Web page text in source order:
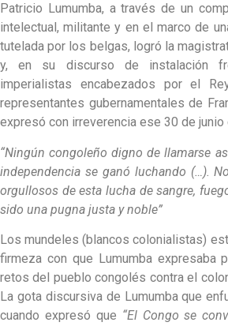
Patricio Lumumba, a través de un
intelectual, militante y en el marco de
tutelada por los belgas, logró la
y, en su discurso de instalación
imperialistas encabezados por el
representantes gubernamentales de
expresó con irreverencia ese 30 de junio
“Ningún congoleño digno de llamarse
independencia se ganó luchando (…).
orgullosos de esta lucha de sangre,
sido una pugna justa y noble”
Los mundeles (blancos colonialistas)
firmeza con que Lumumba expresaba
retos del pueblo congolés contra el
La gota discursiva de Lumumba que
cuando expresó que “El Congo se